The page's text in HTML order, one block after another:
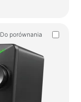
Do porównania